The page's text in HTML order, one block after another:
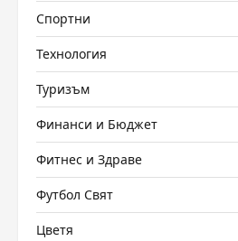
Спортни
Технология
Туризъм
Финанси и Бюджет
Фитнес и Здраве
Футбол Свят
Цветя